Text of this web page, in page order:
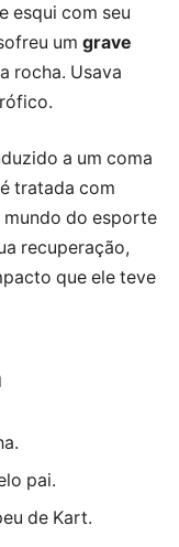
esqui com seu
um grave
rocha. Usava
a um coma
tratada com
do esporte
recuperação,
que ele teve
pai.
de Kart.